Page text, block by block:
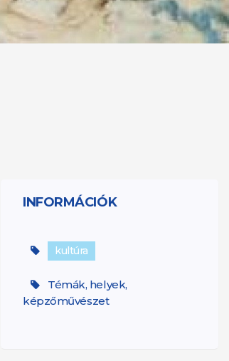
INFORMÁCIÓK
kultúra
Témák, helyek,
képzőművészet